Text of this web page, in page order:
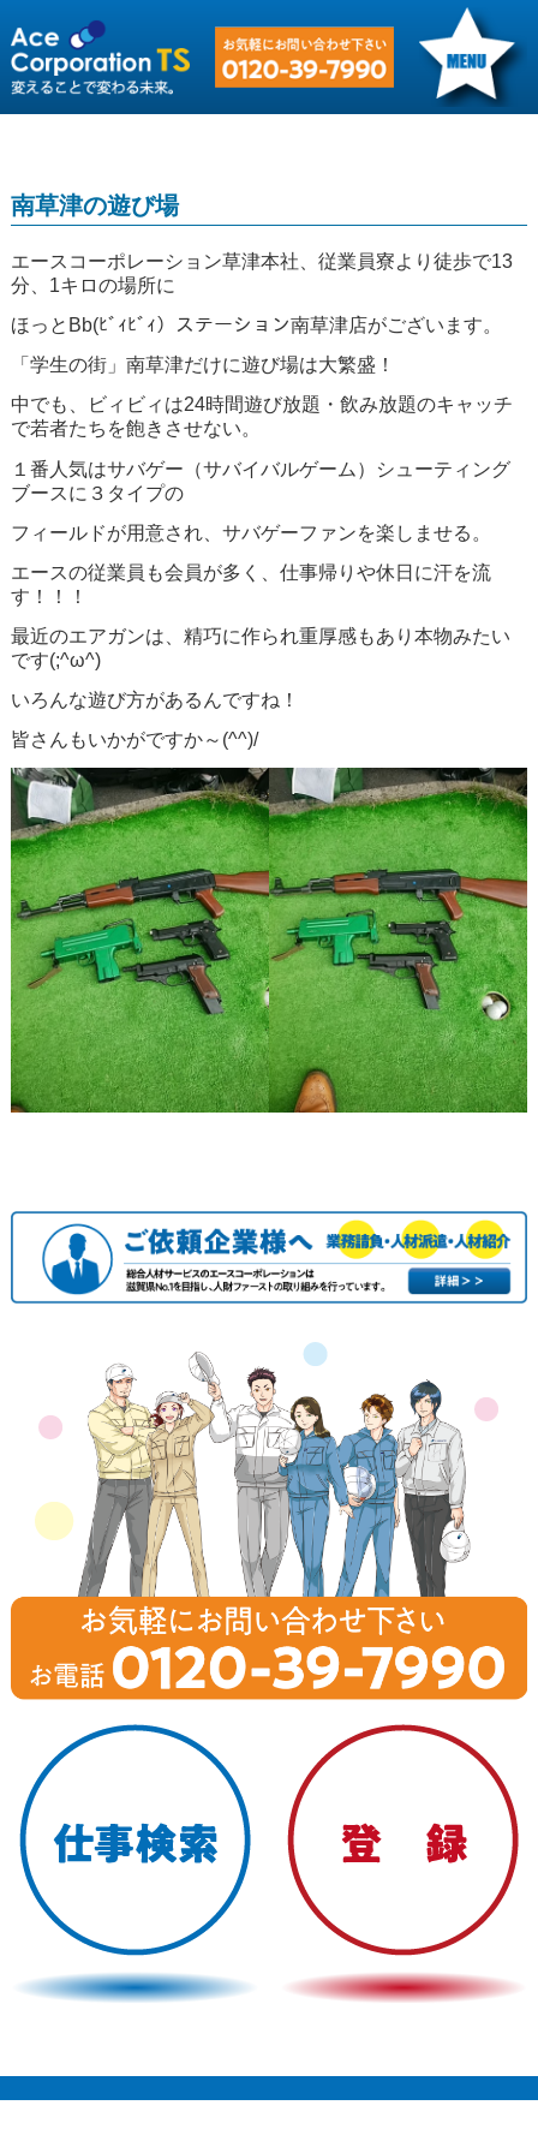
南草津の遊び場
エースコーポレーション草津本社、従業員寮より徒歩で13
分、1キロの場所に
ほっとBb(ﾋﾞｨﾋﾞｨ）ステーション南草津店がございます。
「学生の街」南草津だけに遊び場は大繁盛！
中でも、ビィビィは24時間遊び放題・飲み放題のキャッチ
で若者たちを飽きさせない。
１番人気はサバゲー（サバイバルゲーム）シューティング
ブースに３タイプの
フィールドが用意され、サバゲーファンを楽しませる。
エースの従業員も会員が多く、仕事帰りや休日に汗を流
す！！！
最近のエアガンは、精巧に作られ重厚感もあり本物みたい
です(;^ω^)
いろんな遊び方があるんですね！
皆さんもいかがですか～(^^)/